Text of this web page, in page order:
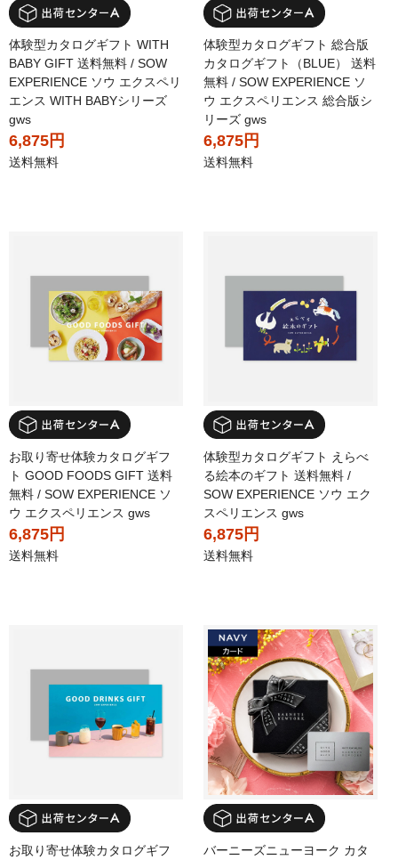
体験型カタログギフト WITH
BABY GIFT 送料無料 / SOW
EXPERIENCE ソウ エクスペリ
エンス WITH BABYシリーズ
gws
6,875円
送料無料
体験型カタログギフト 総合版
カタログギフト（BLUE） 送料
無料 / SOW EXPERIENCE ソ
ウ エクスペリエンス 総合版シ
リーズ gws
6,875円
送料無料
お取り寄せ体験カタログギフ
ト GOOD FOODS GIFT 送料
無料 / SOW EXPERIENCE ソ
ウ エクスペリエンス gws
6,875円
送料無料
体験型カタログギフト えらべ
る絵本のギフト 送料無料 /
SOW EXPERIENCE ソウ エク
スペリエンス gws
6,875円
送料無料
お取り寄せ体験カタログギフ
バーニーズニューヨーク カタ